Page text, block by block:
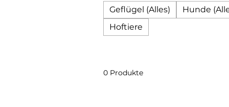
Geflügel (Alles)
Hunde
Hoftiere
0 Produkte